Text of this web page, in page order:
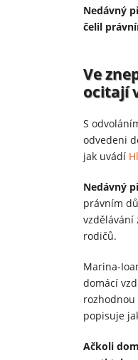
Nedávný
čelil
Ve
ocitají
S
odvedeni
jak uvádí
Nedávný
právním
vzdělávání
rodičů.
Marina-
domácí
popisuje
Ačkoli